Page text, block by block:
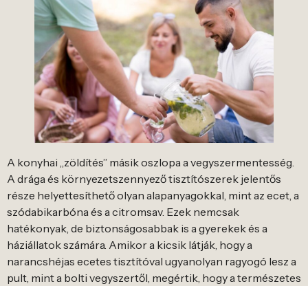
A konyhai „zöldítés” másik oszlopa a vegyszermentesség.
A drága és környezetszennyező tisztítószerek jelentős
része helyettesíthető olyan alapanyagokkal, mint az ecet, a
szódabikarbóna és a citromsav. Ezek nemcsak
hatékonyak, de biztonságosabbak is a gyerekek és a
háziállatok számára. Amikor a kicsik látják, hogy a
narancshéjas ecetes tisztítóval ugyanolyan ragyogó lesz a
pult, mint a bolti vegyszertől, megértik, hogy a természetes